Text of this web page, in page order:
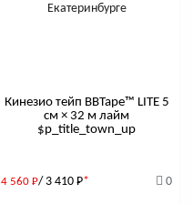
Кинезио тейп BBTape™ LITE 5
см × 32 м лайм
$р_title_town_up
4 560 Р/ 3 410 Р* 0